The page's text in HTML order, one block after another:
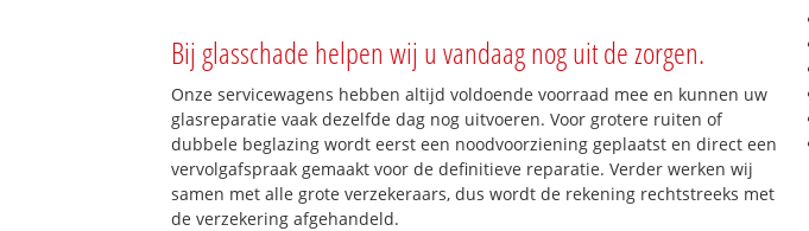
Bij glasschade helpen wij u vandaag nog uit de zorgen.
Onze servicewagens hebben altijd voldoende voorraad mee en kunnen uw
glasreparatie vaak dezelfde dag nog uitvoeren. Voor grotere ruiten of
dubbele beglazing wordt eerst een noodvoorziening geplaatst en direct een
vervolgafspraak gemaakt voor de definitieve reparatie. Verder werken wij
samen met alle grote verzekeraars, dus wordt de rekening rechtstreeks met
de verzekering afgehandeld.